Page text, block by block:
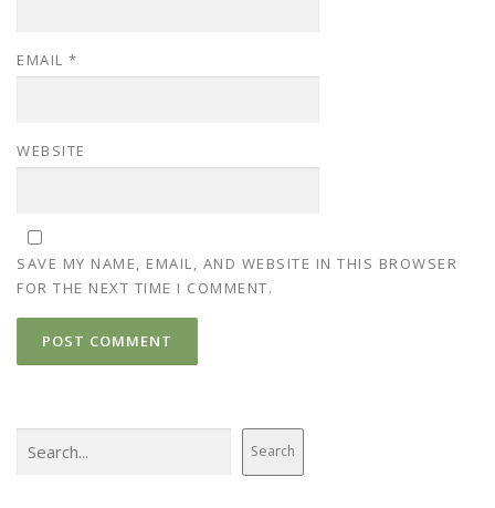
EMAIL *
WEBSITE
SAVE MY NAME, EMAIL, AND WEBSITE IN THIS BROWSER
FOR THE NEXT TIME I COMMENT.
Search